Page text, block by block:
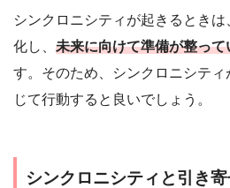
シンクロニシティが起きるとき
化し、 未来に向けて準備が整って
す。そのため、シンクロニシテ
じて行動すると良いでしょう。
シンクロニシティと引き